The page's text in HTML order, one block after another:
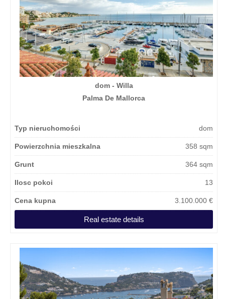
dom - Willa
Palma De Mallorca
Typ nieruchomości dom
Powierzchnia mieszkalna 358 sqm
Grunt 364 sqm
Ilosc pokoi 13
Cena kupna 3.100.000 €
Real estate details